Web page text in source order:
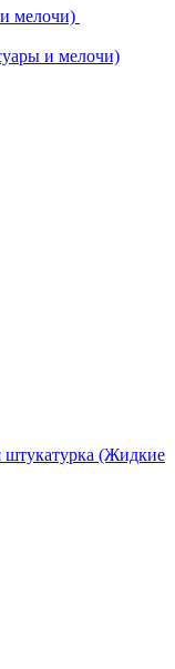
мелочи)
и мелочи)
штукатурка (Жидкие